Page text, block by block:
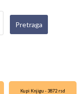
Kupi Knjigu - 3872 rsd